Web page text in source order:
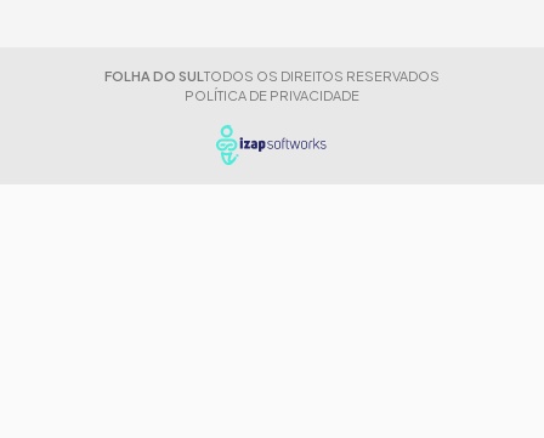
FOLHA DO SUL TODOS OS DIREITOS RESERVADOS
POLÍTICA DE PRIVACIDADE